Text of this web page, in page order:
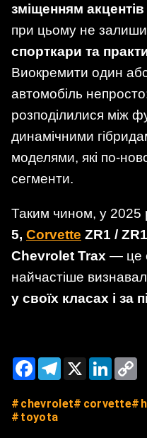
зміщенням
при цьому не
спорткари та
Виокремити один
автомобіль
розподілилися між
динамічними
моделями, які по-
сегменти.
Таким чином, у 2025
5, Corvette ZR1 /
Chevrolet Trax — це
найчастіше
у своїх класах і за
FacebookTelegram
X
chevrolet corvette
toyota